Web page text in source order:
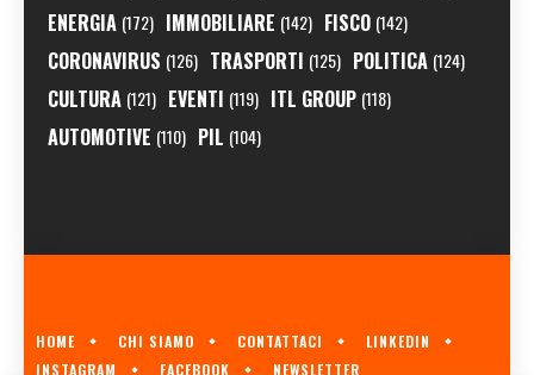
ENERGIA (172) IMMOBILIARE (142) FISCO (142)
CORONAVIRUS (126) TRASPORTI (125) POLITICA (124)
CULTURA (121) EVENTI (119) ITL GROUP (118)
AUTOMOTIVE (110) PIL (104)
HOME CHI SIAMO CONTATTACI
LINKEDIN
INSTAGRAM
FACEBOOK NEWSLETTER